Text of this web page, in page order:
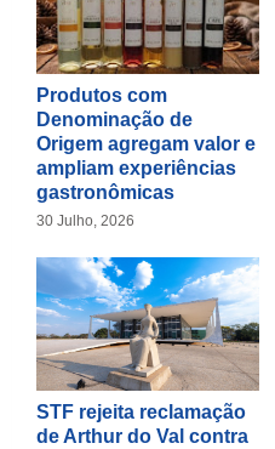
Produtos com
Denominação de
Origem agregam valor e
ampliam experiências
gastronômicas
30 Julho, 2026
STF rejeita reclamação
de Arthur do Val contra